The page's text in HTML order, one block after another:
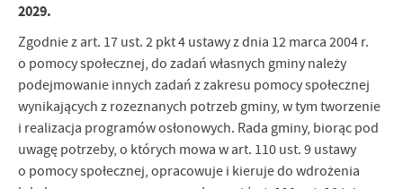
2029.
Zgodnie z art. 17 ust. 2 pkt 4 ustawy z dnia 12 marca 2004 r.
o pomocy społecznej, do zadań własnych gminy należy
podejmowanie innych zadań z zakresu pomocy społecznej
wynikających z rozeznanych potrzeb gminy, w tym tworzenie
i realizacja programów osłonowych. Rada gminy, biorąc pod
uwagę potrzeby, o których mowa w art. 110 ust. 9 ustawy
o pomocy społecznej, opracowuje i kieruje do wdrożenia